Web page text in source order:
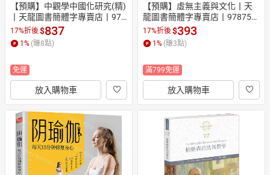
【預購】中觀學中國化研究(精)
丨天龍圖書簡體字專賣店丨978
7522865720 (tl2610)
17%折後$837
1 % (賺8點)
免運
放入購物車
【預購】虛無主義與文化丨天
龍圖書簡體字專賣店丨978752
2856346 (tl2610)
17%折後$393
1 % (賺3點)
滿799免運
放入購物車